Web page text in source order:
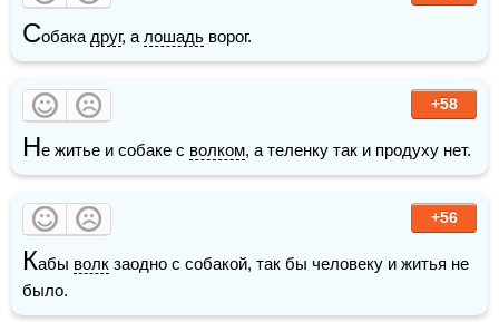
Собака друг, а лошадь ворог.
+58
Не житье и собаке с волком, а теленку так и продуху нет.
+56
Кабы волк заодно с собакой, так бы человеку и житья не
было.